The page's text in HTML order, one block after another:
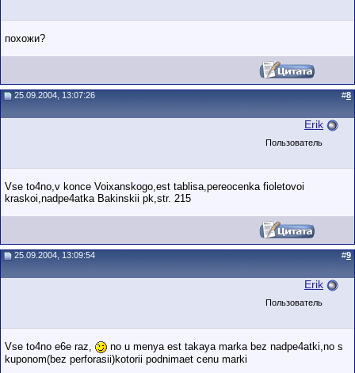
похожи?
25.09.2004, 13:07:26 #8
Erik
Пользователь
Vse to4no,v konce Voixanskogo,est tablisa,pereocenka fioletovoi
kraskoi,nadpe4atka Bakinskii pk,str. 215
25.09.2004, 13:09:54 #9
Erik
Пользователь
Vse to4no e6e raz,
no u menya est takaya marka bez nadpe4atki,no s
kuponom(bez perforasii)kotorii podnimaet cenu marki